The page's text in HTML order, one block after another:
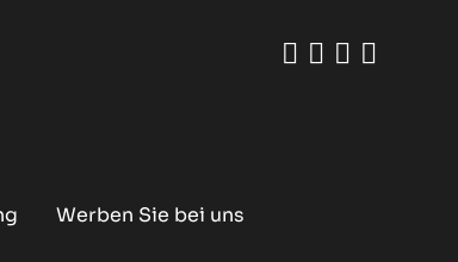
Like us on
Follow us
Add us
Werben Sie bei uns